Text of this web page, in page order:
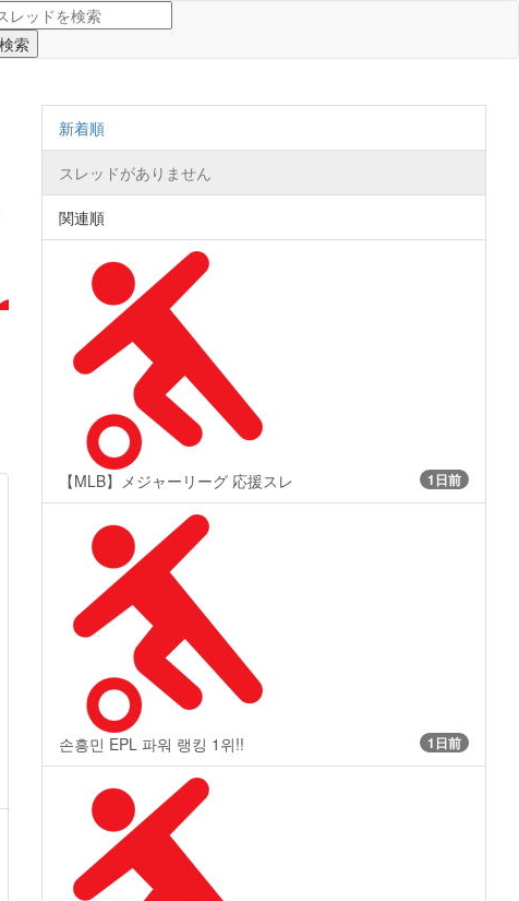
新着順
スレッドがありません
関連順
【MLB】メジャーリーグ 応援スレ 1日前
손흥민 EPL 파워 랭킹 1위!! 1日前